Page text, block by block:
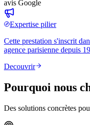
avis Google
Expertise pilier
Cette prestation s'inscrit
agence parisienne depuis
Decouvrir
Pourquoi nous
Des solutions concrètes